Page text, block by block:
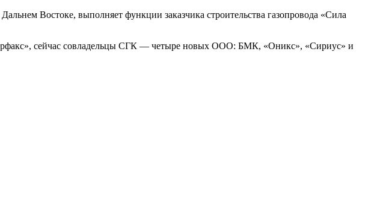
Востоке, выполняет функции заказчика строительства газопровода «Сила
сейчас совладельцы СГК — четыре новых ООО: БМК, «Оникс», «Сириус» и